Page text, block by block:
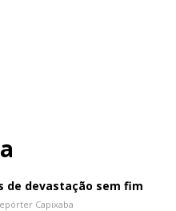
de devastação sem fim
Capixaba